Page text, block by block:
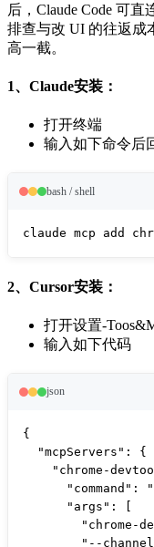
后，Claude Code 可
排查与改 UI 的往返成
高一截。
1、Claude安装：
打开终端
输入如下命令后
bash / shell
claude mcp add
2、Cursor安装：
打开设置-
输入如下代码
json
{
  "mcpServers": {
"chrome-
"command":
      "args": [
"chrome-
"--